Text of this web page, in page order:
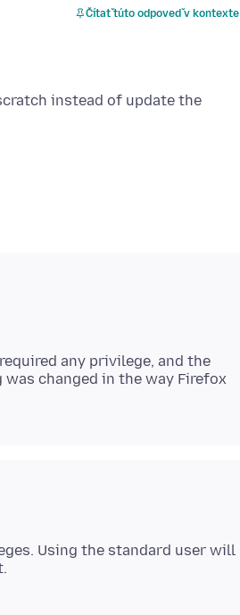
Čítať túto odpoveď v kontexte
instead of update the
any privilege, and the
changed in the way Firefox
Using the standard user will